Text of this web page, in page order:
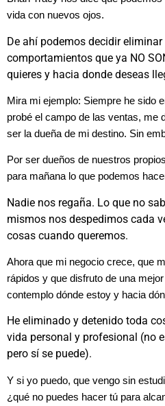
vida con nuevos ojos.
De ahí podemos decidir
comportamientos que ya NO
quieres y hacia donde deseas
Mira mi ejemplo: Siempre he sido
probé el campo de las ventas, me
ser la dueña de mi destino. Sin
Por ser dueños de nuestros
para mañana lo que podemos
Nadie nos regaña. Lo que no
mismos nos despedimos cada
cosas cuando queremos.
Ahora que mi negocio crece, que
rápidos y que disfruto de una
contemplo dónde estoy y hacia
He eliminado y detenido toda
vida personal y profesional (no
pero sí se puede).
Y si yo puedo, que vengo sin
¿qué no puedes hacer tú para